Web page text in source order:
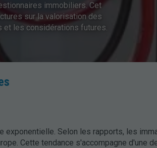
immobiliers. Cet
sur la valorisation des
et les considérations futures.
exponentielle. Selon les rapports, les
Cette tendance s'accompagne d'une